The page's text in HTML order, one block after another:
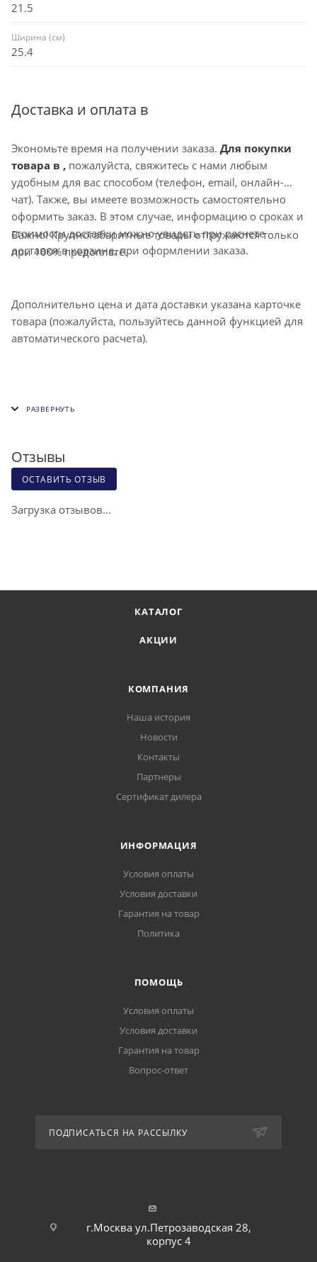
21.5
Ширина (см)
25.4
Доставка и оплата в
Экономьте время на получении заказа. Для покупки
товара в , пожалуйста, свяжитесь с нами любым
удобным для вас способом (телефон, email, онлайн-
чат). Также, вы имеете возможность самостоятельно
оформить заказ. В этом случае, информацию о сроках и
стоимости доставки можно увидеть при расчете
доставки в корзине, при оформлении заказа.
Важно! Крупногабаритные товары отгружаются только
при 100% предоплате.
Дополнительно цена и дата доставки указана карточке
товара (пожалуйста, пользуйтесь данной функцией для
автоматического расчета).
Отзывы
ОСТАВИТЬ ОТЗЫВ
Загрузка отзывов...
КАТАЛОГ
АКЦИИ
КОМПАНИЯ
Наша история
Новости
Контакты
Партнеры
Сертификат дилера
ИНФОРМАЦИЯ
Условия оплаты
Условия доставки
Гарантия на товар
Политика
ПОМОЩЬ
Условия оплаты
Условия доставки
Гарантия на товар
Вопрос-ответ
ПОДПИСАТЬСЯ НА РАССЫЛКУ
г.Москва ул.Петрозаводская 28,
корпус 4